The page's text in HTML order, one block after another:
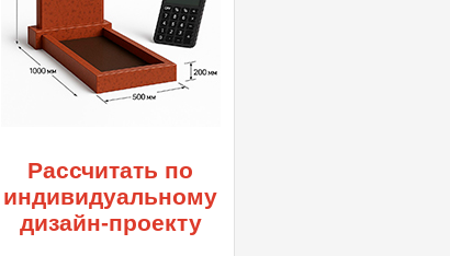
Рассчитать по
индивидуальному
дизайн-проекту